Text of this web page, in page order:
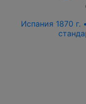
Испания 1870 г.